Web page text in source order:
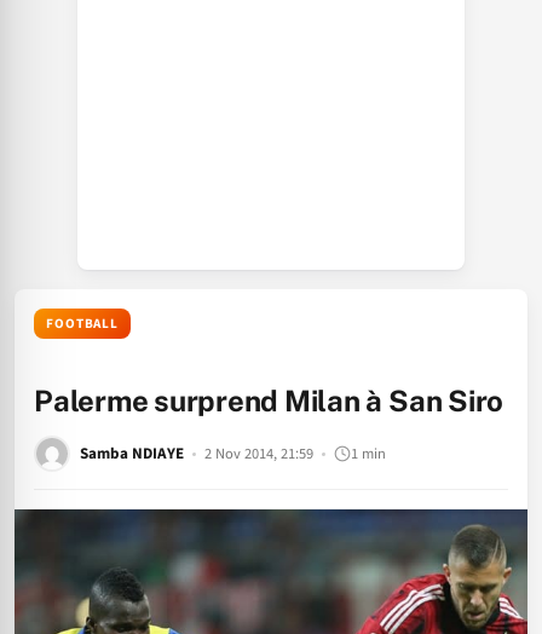
FOOTBALL
Palerme surprend Milan à San Siro
Samba NDIAYE 2 Nov 2014, 21:59 1 min